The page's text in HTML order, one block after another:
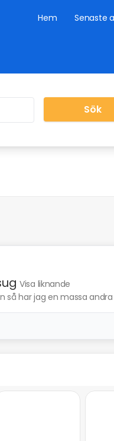
Hem Senaste
Sök
Visa liknande
har jag en massa andra